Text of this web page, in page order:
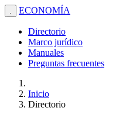
. ECONOMÍA
Directorio
Marco jurídico
Manuales
Preguntas frecuentes
Inicio
Directorio